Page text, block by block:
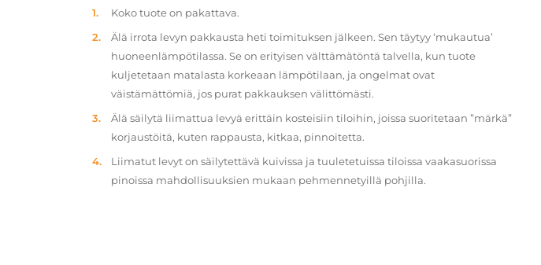
Koko tuote on pakattava.
Älä irrota levyn pakkausta heti toimituksen jälkeen. Sen täytyy ‘mukautua’
huoneenlämpötilassa. Se on erityisen välttämätöntä talvella, kun tuote
kuljetetaan matalasta korkeaan lämpötilaan, ja ongelmat ovat
väistämättömiä, jos purat pakkauksen välittömästi.
Älä säilytä liimattua levyä erittäin kosteisiin tiloihin, joissa suoritetaan ”märkä”
korjaustöitä, kuten rappausta, kitkaa, pinnoitetta.
Liimatut levyt on säilytettävä kuivissa ja tuuletetuissa tiloissa vaakasuorissa
pinoissa mahdollisuuksien mukaan pehmennetyillä pohjilla.